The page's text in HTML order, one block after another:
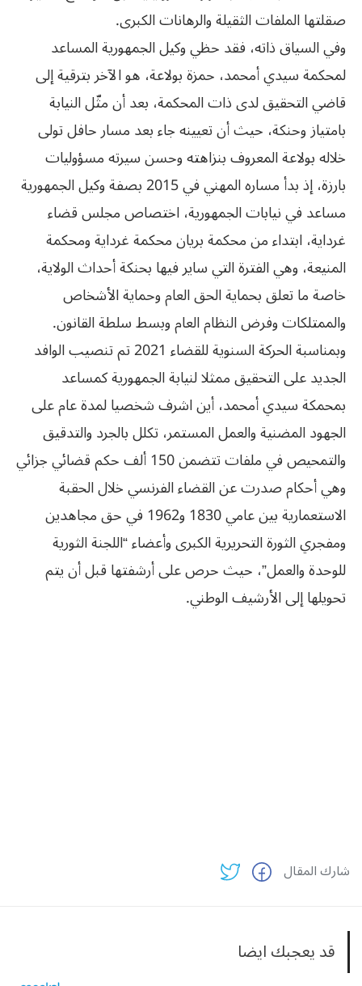
صقلتها الملفات الثقيلة والرهانات الكبرى.
وفي السياق ذاته، فقد حظي وكيل الجمهورية المساعد
لمحكمة سيدي أمحمد، حمزة بولاعة، هو الآخر بترقية إلى
قاضي التحقيق لدى ذات المحكمة، بعد أن مثّل النيابة
بامتياز وحنكة، حيث أن تعيينه جاء بعد مسار حافل تولى
خلاله بولاعة المعروف بنزاهته وحسن سيرته مسؤوليات
بارزة، إذ بدأ مساره المهني في 2015 بصفة وكيل الجمهورية
مساعد في نيابات الجمهورية، اختصاص مجلس قضاء
غرداية، ابتداء من محكمة بريان محكمة غرداية ومحكمة
المنيعة، وهي الفترة التي ساير فيها بحنكة أحداث الولاية،
خاصة ما تعلق بحماية الحق العام وحماية الأشخاص
والممتلكات وفرض النظام العام وبسط سلطة القانون.
وبمناسبة الحركة السنوية للقضاء 2021 تم تنصيب الوافد
الجديد على التحقيق ممثلا لنيابة الجمهورية كمساعد
بمحمكة سيدي أمحمد، أين اشرف شخصيا لمدة عام على
الجهود المضنية والعمل المستمر، تكلل بالجرد والتدقيق
والتمحيص في ملفات تتضمن 150 ألف حكم قضائي جزائي
وهي أحكام صدرت عن القضاء الفرنسي خلال الحقبة
الاستعمارية بين عامي 1830 و1962 في حق مجاهدين
ومفجري الثورة التحريرية الكبرى وأعضاء “اللجنة الثورية
للوحدة والعمل”، حيث حرص على أرشفتها قبل أن يتم
تحويلها إلى الأرشيف الوطني.
شارك المقال
قد يعجبك ايضا